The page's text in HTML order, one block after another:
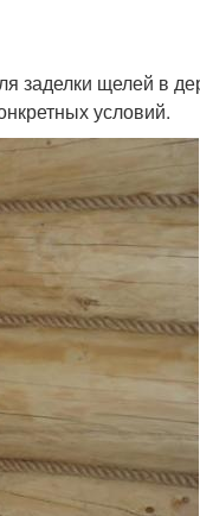
заделки щелей в
условий.